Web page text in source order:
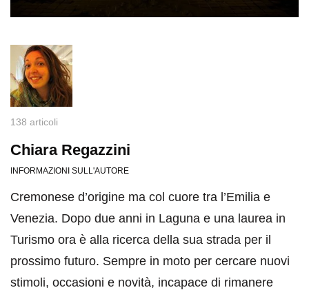
138 articoli
Chiara Regazzini
INFORMAZIONI SULL'AUTORE
Cremonese d’origine ma col cuore tra l’Emilia e
Venezia. Dopo due anni in Laguna e una laurea in
Turismo ora è alla ricerca della sua strada per il
prossimo futuro. Sempre in moto per cercare nuovi
stimoli, occasioni e novità, incapace di rimanere